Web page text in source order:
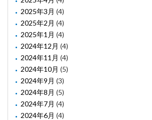
2025年3月 (4)
2025年2月 (4)
2025年1月 (4)
2024年12月 (4)
2024年11月 (4)
2024年10月 (5)
2024年9月 (3)
2024年8月 (5)
2024年7月 (4)
2024年6月 (4)